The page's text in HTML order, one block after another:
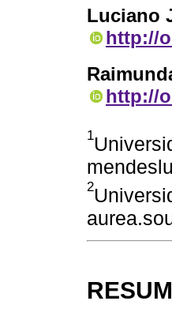
Luciano
http://
http://
1
2